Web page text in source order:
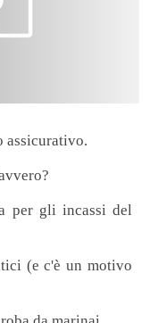
assicurativo.
per gli incassi del
(e c'è un motivo